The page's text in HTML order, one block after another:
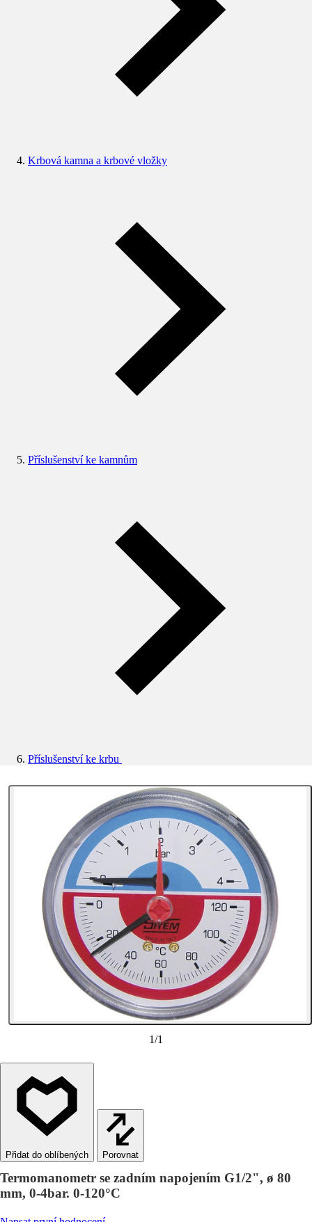
Krbová kamna a krbové vložky
Příslušenství ke kamnům
Příslušenství ke krbu
1/1
Porovnat
Termomanometr se zadním napojením G1/2", ø 80
mm, 0-4bar. 0-120°C